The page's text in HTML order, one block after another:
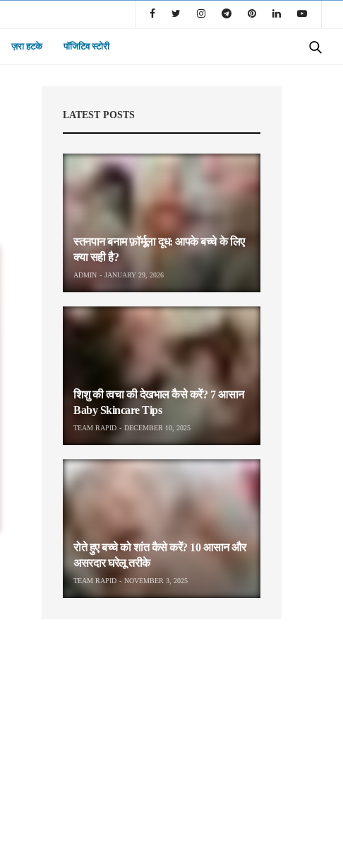
ज़रा हटके पॉजिटिव स्टोरी
LATEST POSTS
स्तनपान बनाम फ़ॉर्मूला दूध: आपके बच्चे के लिए
क्या सही है?
ADMIN JANUARY 29, 2026
शिशु की त्वचा की देखभाल कैसे करें? 7 आसान
Baby Skincare Tips
TEAM RAPID DECEMBER 10, 2025
रोते हुए बच्चे को शांत कैसे करें? 10 आसान और
असरदार घरेलू तरीके
TEAM RAPID NOVEMBER 3, 2025